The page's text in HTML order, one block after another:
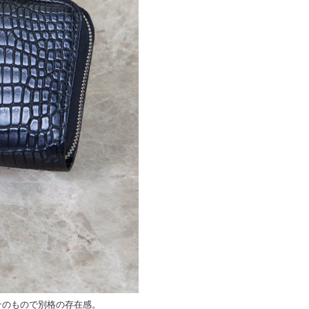
もので別格の存在感。